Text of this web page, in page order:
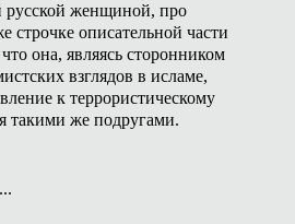
русской женщиной, про
строчке описательной части
она, являясь сторонником
взглядов в исламе,
к террористическому
такими же подругами.